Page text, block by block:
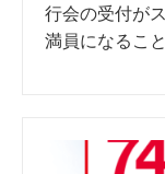
行会の受付が
満員になるこ